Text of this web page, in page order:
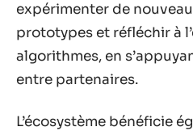
expérimenter de
prototypes et réfléchir à
algorithmes, en
entre partenaires.
L’écosystème bénéficie